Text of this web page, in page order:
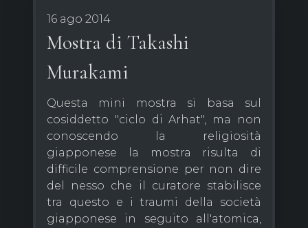
16 ago 2014
Mostra di Takashi
Murakami
Questa mini mostra si basa sul
cosiddetto "ciclo di Arhat", ma non
conoscendo la religiosità
giapponese la mostra risulta di
difficile comprensione per non dire
del nesso che il curatore stabilisce
tra questo e i traumi della società
giapponese in seguito all'atomica,